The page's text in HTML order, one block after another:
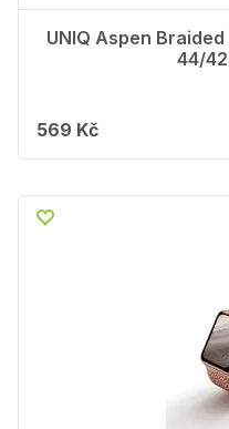
UNIQ Aspen
44/
569 Kč